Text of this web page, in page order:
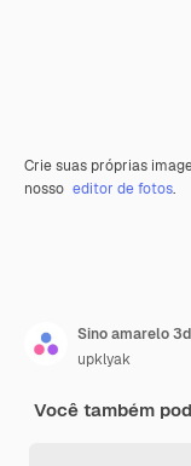
Crie suas próprias
nosso editor de fotos.
Sino amarelo
upklyak
Você também